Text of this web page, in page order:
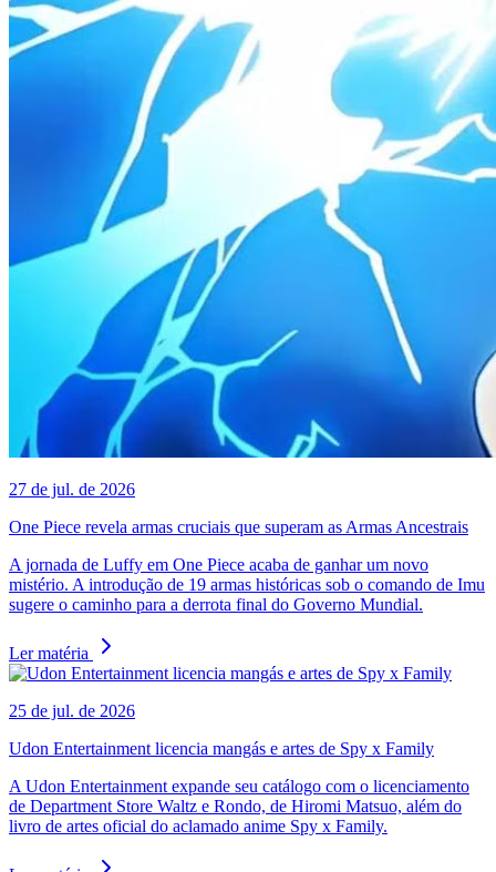
27 de jul. de 2026
One Piece revela armas cruciais que superam as Armas Ancestrais
A jornada de Luffy em One Piece acaba de ganhar um novo
mistério. A introdução de 19 armas históricas sob o comando de Imu
sugere o caminho para a derrota final do Governo Mundial.
Ler matéria
25 de jul. de 2026
Udon Entertainment licencia mangás e artes de Spy x Family
A Udon Entertainment expande seu catálogo com o licenciamento
de Department Store Waltz e Rondo, de Hiromi Matsuo, além do
livro de artes oficial do aclamado anime Spy x Family.